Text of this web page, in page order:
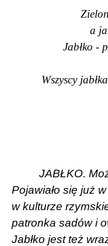
a
Jabłko -
Wszyscy
JABŁKO.
Pojawiało się już
w kulturze
patronka sadów i
Jabłko jest też